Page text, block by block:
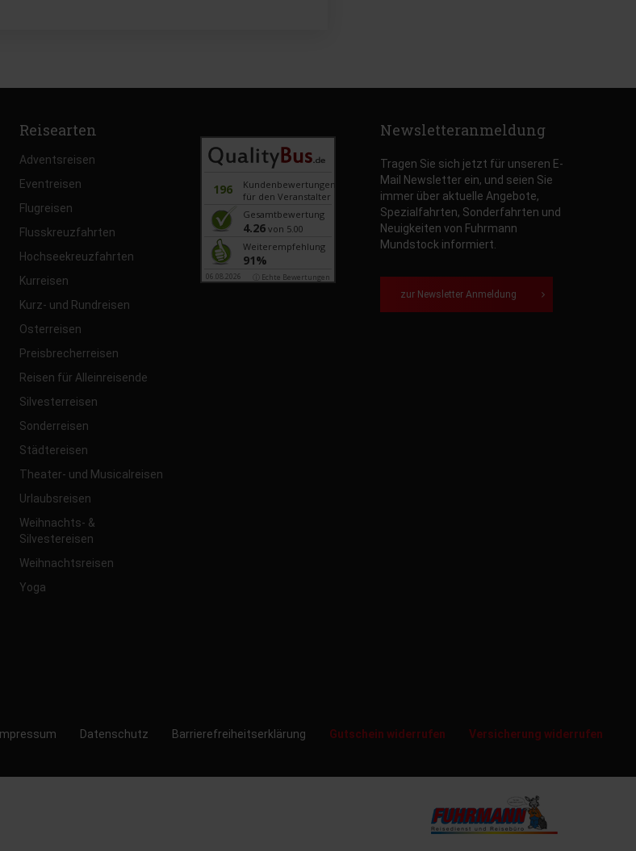
Reisearten
Adventsreisen
Eventreisen
Flugreisen
Flusskreuzfahrten
Hochseekreuzfahrten
Kurreisen
Kurz- und Rundreisen
Osterreisen
Preisbrecherreisen
Reisen für Alleinreisende
Silvesterreisen
Sonderreisen
Städtereisen
Theater- und Musicalreisen
Urlaubsreisen
Weihnachts- &
Silvestereisen
Weihnachtsreisen
Yoga
196
Kundenbewertungen
für den Veranstalter
Gesamtbewertung
4.26von 5.00
Weiterempfehlung
91%
06.08.2026 ⓘ Echte Bewertungen
Newsletteranmeldung
Tragen Sie sich jetzt für unseren E-
Mail Newsletter ein, und seien Sie
immer über aktuelle Angebote,
Spezialfahrten, Sonderfahrten und
Neuigkeiten von Fuhrmann
Mundstock informiert.
zur Newsletter Anmeldung
Impressum Datenschutz Barrierefreiheitserklärung Gutschein widerrufen Versicherung widerrufen